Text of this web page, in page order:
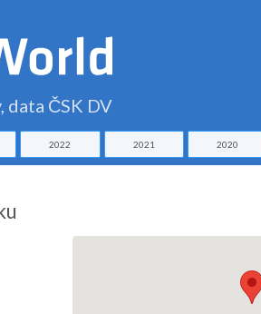
data ČSK DV
2022 2021 2020